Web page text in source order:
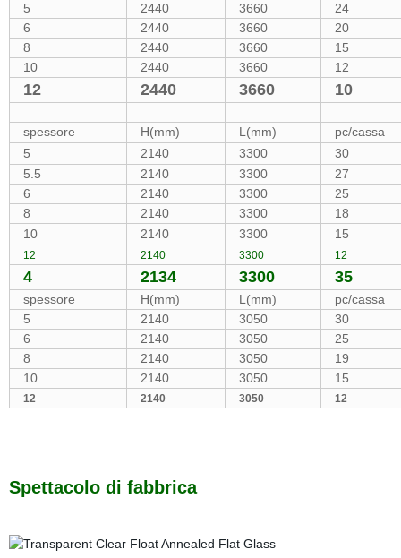
5
2440 3660
24
6
2440 3660
20
8
2440 3660
15
10
2440 3660 12
12 2440 3660 10
spessore H(mm) L(mm)
pc/cassa
5
2140 3300
30
5.5
2140 3300
27
6
2140 3300
25
8
2140 3300
18
10
2140 3300 15
12 2140 3300 12
4 2134 3300 35
spessore H(mm) L(mm)
pc/cassa
5
2140 3050
30
6
2140 3050
25
8
2140 3050
19
10
2140 3050 15
12 2140 3050 12
Spettacolo di fabbrica